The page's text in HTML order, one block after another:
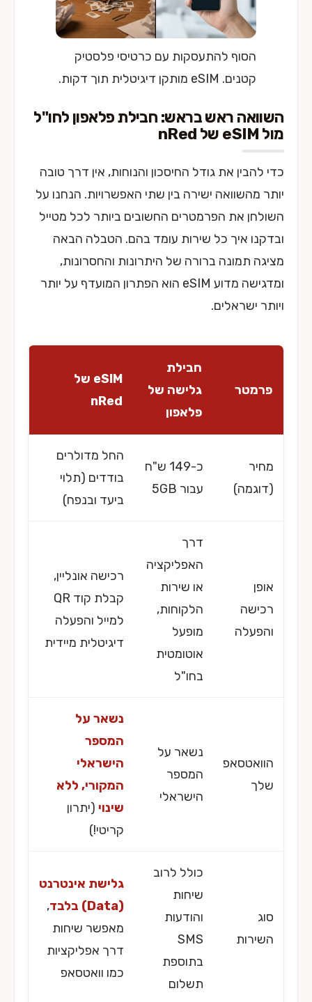
הסוף להתעסקות עם כרטיסי פלסטיק
קטנים. eSIM מותקן דיגיטלית תוך דקות.
השוואה ראש בראש: חבילת פלאפון לחו"ל
מול eSIM של nRed
כדי להבין את גודל החיסכון והנוחות, אין דרך טובה
יותר מהשוואה ישירה בין שתי האפשרויות. הנחנו על
השולחן את הפרמטרים החשובים ביותר לכל מטייל
ובדקנו איך כל שירות עומד בהם. הטבלה הבאה
מציגה תמונה ברורה של היתרונות והחסרונות,
ומדגישה מדוע eSIM הוא הפתרון המועדף על יותר
ויותר ישראלים.
פרמטר
חבילת
גלישה של
פלאפון
eSIM של
nRed
מחיר
(דוגמה)
כ-149 ש"ח
עבור 5GB
החל מדולרים
בודדים (תלוי
ביעד ובנפח)
אופן
רכישה
והפעלה
דרך
האפליקציה
או שירות
הלקוחות,
מופעל
אוטומטית
בחו"ל
רכישה אונליין,
קבלת קוד QR
למייל והפעלה
דיגיטלית מיידית
הוואטסאפ
שלך
נשאר על
המספר
הישראלי
נשאר על
המספר
הישראלי
המקורי, ללא
שינוי (יתרון
קריטי!)
סוג
השירות
כולל לרוב
שיחות
והודעות
SMS
בתוספת
תשלום
גלישת אינטרנט
(Data) בלבד
,
מאפשר שיחות
דרך אפליקציות
כמו וואטסאפ